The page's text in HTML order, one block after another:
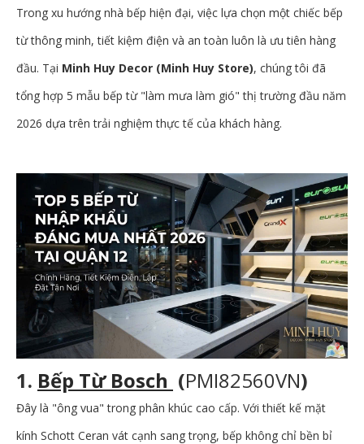
Trong xu hướng nhà bếp hiện đại, việc lựa chọn một chiếc bếp
từ thông minh, tiết kiệm điện và an toàn luôn là ưu tiên hàng
đầu. Tại Minh Huy Decor (Minh Huy Store), chúng tôi đã
tổng hợp 5 mẫu bếp từ "làm mưa làm gió" thị trường đầu năm
2026 dựa trên trải nghiệm thực tế của khách hàng.
1. Bếp Từ Bosch (PMI82560VN)
Đây là "ông vua" trong phân khúc cao cấp. Với thiết kế mặt
kính Schott Ceran vát cạnh sang trọng, bếp không chỉ bền bỉ